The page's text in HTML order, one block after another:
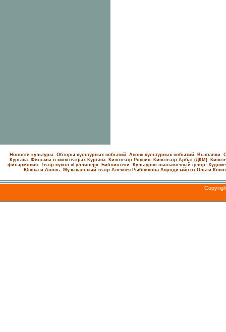
Новости культуры. Обзоры культурных событий. Анонс культурных событий. Выставки.
Кургана. Фильмы в кинотеатрах Кургана.
Кинотеатр Россия. Кинотеатр Арбат (ДКМ).
филармония. Театр кукол «Гулливер». Библиотеки. Культурно-выставочный центр.
Юнона и Авось. Музыкальный театр Алексея Рыбникова Аэродизайн от Ольги